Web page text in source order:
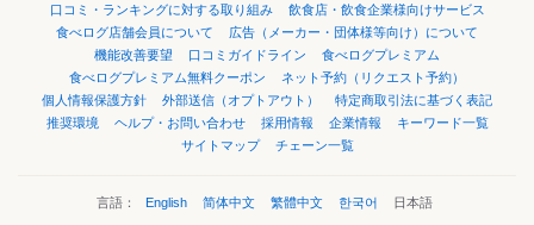
口コミ・ランキングに対する取り組み
飲食店・飲食企業様向けサービス
食べログ店舗会員について
広告（メーカー・団体様等向け）について
機能改善要望
口コミガイドライン
食べログプレミアム
食べログプレミアム無料クーポン
ネット予約（リクエスト予約）
個人情報保護方針
外部送信（オプトアウト）
特定商取引法に基づく表記
推奨環境
ヘルプ・お問い合わせ 採用情報 企業情報
キーワード一覧
サイトマップ
チェーン一覧
言語： English 简体中文 繁體中文 한국어 日本語